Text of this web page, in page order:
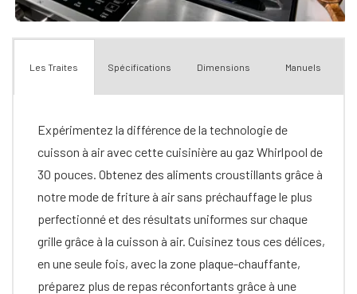
Les Traites Spécifications Dimensions Manuels
Expérimentez la différence de la technologie de
cuisson à air avec cette cuisinière au gaz Whirlpool de
30 pouces. Obtenez des aliments croustillants grâce à
notre mode de friture à air sans préchauffage le plus
perfectionné et des résultats uniformes sur chaque
grille grâce à la cuisson à air. Cuisinez tous ces délices,
en une seule fois, avec la zone plaque-chauffante,
préparez plus de repas réconfortants grâce à une